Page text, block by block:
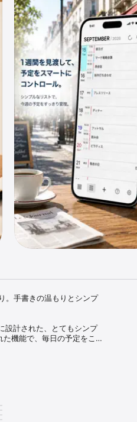
。手書きの温もりとシンプ
設計された、とてもシンプ
機能で、毎日の予定をこ